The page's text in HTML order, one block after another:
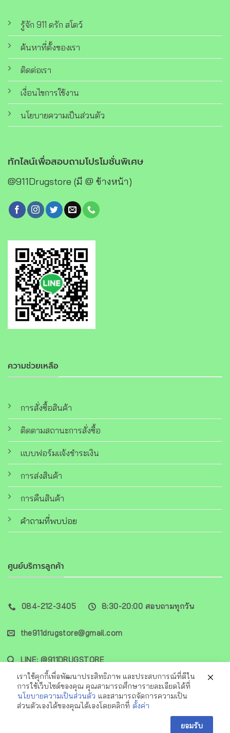
รู้จัก 911 ดรัก สโตว์
ค้นหาที่ตั้งของเรา
ติดต่อเรา
เงื่อนไขการใช้งาน
นโยบายความเป็นส่วนตัว
ความช่วยเหลือ
การสั่งซื้อสินค้า
ติดตามสถานะการสั่งซื้อ
แบบฟอร์มแจ้งชำระเงิน
การส่งสินค้า
การคืนสินค้า
คำถามที่พบบ่อย
ศูนย์บริการลูกค้า
084-212-3405 8:30-20:00 สอบถามทุกวัน
the911drugstore@gmail.com
LINE: @911DRUGSTORE
ทักไลน์เพื่อสอบถามโปรโมชั่นพิเศษ
@911Drugstore (มี @ ข้างหน้า)
Visa PayPal MasterCard
เราใช้คุกกี้เพื่อพัฒนาประสิทธิภาพ และประสบการณ์ที่ดีใน
การใช้เว็บไซต์ของคุณ คุณสามารถศึกษารายละเอียดได้ที่
นโยบายความเป็นส่วนตัว และสามารถจัดการความเป็น
ส่วนตัวเองได้ของคุณได้เองโดยคลิกที่ ตั้งค่า
ยอมรับ
ปรึกษาเภสัชกรตอนนี้เลย